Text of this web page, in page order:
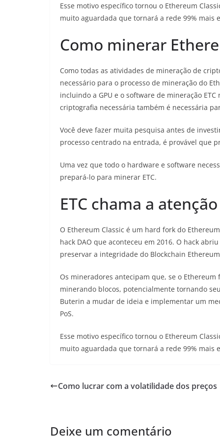
Esse motivo específico tornou o Ethereum
muito aguardada que tornará a rede 99% mais
Como minerar
Como todas as atividades de mineração de
necessário para o processo de mineração do
incluindo a GPU e o software de mineração
criptografia necessária também é necessária
Você deve fazer muita pesquisa antes de
processo centrado na entrada, é provável que
Uma vez que todo o hardware e software
prepará-lo para minerar ETC.
ETC chama a
O Ethereum Classic é um hard fork do
hack DAO que aconteceu em 2016. O hack
preservar a integridade do Blockchain
Os mineradores antecipam que, se o
minerando blocos, potencialmente tornando
Buterin a mudar de ideia e implementar um
PoS.
Esse motivo específico tornou o Ethereum
muito aguardada que tornará a rede 99% mais
Como lucrar com a volatilidade dos preços
Deixe um comentário